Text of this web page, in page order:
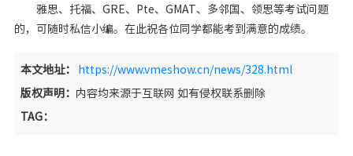
雅思、托福、GRE、Pte、GMAT、多邻国、领思等考试问题
的，可随时私信小编。在此祝各位同学都能考到满意的成绩。
本文地址： https://www.vmeshow.cn/news/328.html
版权声明： 内容均来源于互联网 如有侵权联系删除
TAG：